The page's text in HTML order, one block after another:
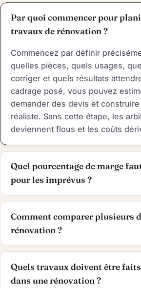
Par quoi commencer pour
travaux de rénovation ?
Commencez par définir
quelles pièces, quels usages,
corriger et quels résultats
cadrage posé, vous pouvez
demander des devis et
réaliste. Sans cette étape, les
deviennent flous et les coûts
Quel pourcentage de marge
pour les imprévus ?
Comment comparer plusieurs
rénovation ?
Quels travaux doivent être
dans une rénovation ?